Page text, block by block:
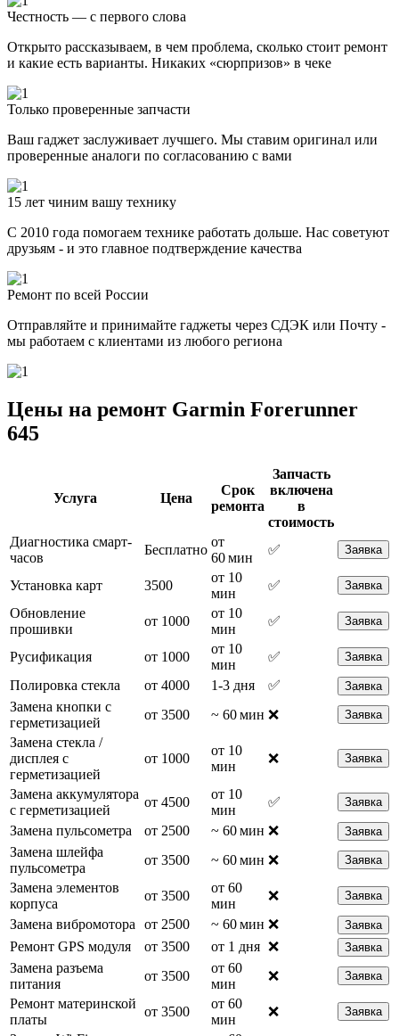
Честность — с первого слова
Открыто рассказываем, в чем проблема, сколько стоит ремонт
и какие есть варианты. Никаких «сюрпризов» в чеке
Только проверенные запчасти
Ваш гаджет заслуживает лучшего. Мы ставим оригинал или
проверенные аналоги по согласованию с вами
15 лет чиним вашу технику
С 2010 года помогаем технике работать дольше. Нас советуют
друзьям - и это главное подтверждение качества
Ремонт по всей России
Отправляйте и принимайте гаджеты через СДЭК или Почту -
мы работаем с клиентами из любого региона
Цены на ремонт Garmin Forerunner
645
Услуга Цена
Срок
ремонта
Запчасть
включена
в
стоимость
Диагностика смарт-
часов
Бесплатно
от
60 мин
✅ Заявка
Установка карт 3500
от 10
мин
✅ Заявка
Обновление
прошивки
от 1000
от 10
мин
✅ Заявка
Русификация от 1000
от 10
мин
✅ Заявка
Полировка стекла от 4000 1-3 дня ✅ Заявка
Замена кнопки с
герметизацией
от 3500 ~ 60 мин ❌ Заявка
Замена стекла /
дисплея с
герметизацией
от 1000
от 10
мин
❌ Заявка
Замена аккумулятора
с герметизацией
от 4500
от 10
мин
✅ Заявка
Замена пульсометра от 2500 ~ 60 мин ❌ Заявка
Замена шлейфа
пульсометра
от 3500 ~ 60 мин ❌ Заявка
Замена элементов
корпуса
от 3500
от 60
мин
❌ Заявка
Замена вибромотора от 2500 ~ 60 мин ❌ Заявка
Ремонт GPS модуля от 3500 от 1 дня ❌ Заявка
Замена разъема
питания
от 3500
от 60
мин
❌ Заявка
Ремонт материнской
платы
от 3500
от 60
мин
❌ Заявка